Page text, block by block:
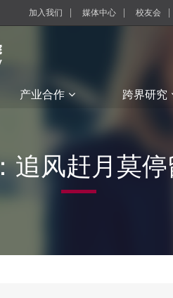
加入我们 媒体中心 校友会
产业合作 跨界研究
追风赶月莫